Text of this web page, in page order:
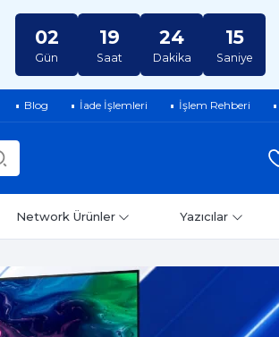
02
Gün
19
Saat
24
Dakika
15
Saniye
Blog İade İşlemleri İşlem Rehberi
Network Ürünler Yazıcılar